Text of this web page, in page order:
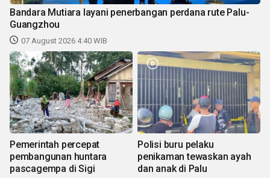
Bandara Mutiara layani penerbangan perdana rute Palu-
Guangzhou
07 August 2026 4:40 WIB
Pemerintah percepat
pembangunan huntara
pascagempa di Sigi
Polisi buru pelaku
penikaman tewaskan ayah
dan anak di Palu